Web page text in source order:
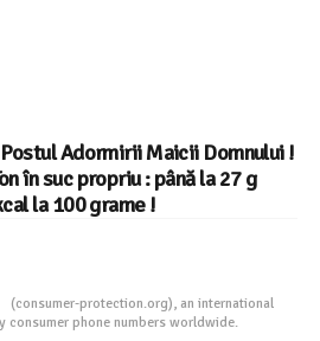
Adormirii Maicii Domnului !
în suc propriu : până la 27 g
la 100 grame !
(consumer-protection.org), an international
consumer phone numbers worldwide.